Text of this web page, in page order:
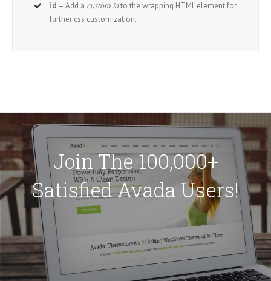
id – Add a custom idto the wrapping HTML element for
further css customization.
Join The 100,000+
Satisfied Avada Users!